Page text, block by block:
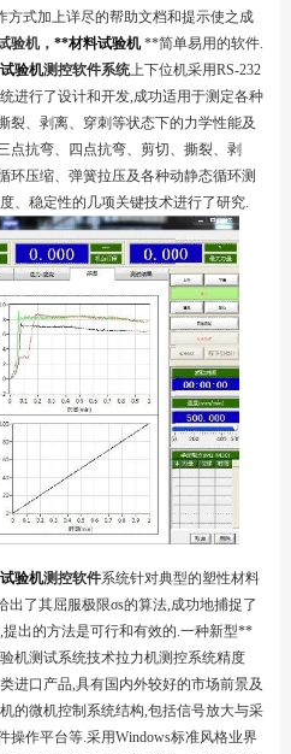
方式加上详尽的帮助文档和提示使之成
验机， **材料试验机 **简单易用的软件.
验机测控软件系统上下位机采用RS-232
进行了设计和开发,成功适用于测定各种
裂、剥离、穿刺等状态下的力学性能及
点抗弯、四点抗弯、剪切、撕裂、剥
环压缩、弹簧拉压及各种动静态循环测
、稳定性的几项关键技术进行了研究.
验机测控软件系统针对典型的塑性材料
了其屈服极限σs的算法,成功地捕捉了
出的方法是可行和有效的.一种新型**
机测试系统技术拉力机测控系统精度
进口产品,具有国内外较好的市场前景及
的微机控制系统结构,包括信号放大与采
操作平台等.采用Windows标准风格业界